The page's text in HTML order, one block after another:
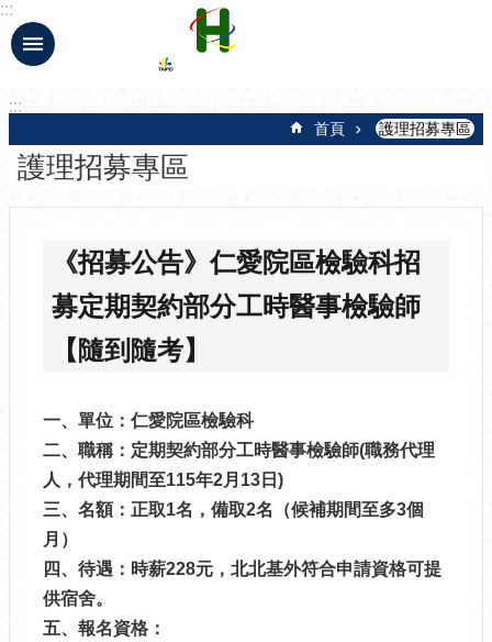
跳到主要內容區塊
:::
:::
首頁 護理招募專區
護理招募專區
《招募公告》仁愛院區檢驗科招
募定期契約部分工時醫事檢驗師
【隨到隨考】
一、單位：仁愛院區檢驗科
二、職稱：定期契約部分工時醫事檢驗師(職務代理
人，代理期間至115年2月13日)
三、名額：正取1名，備取2名（候補期間至多3個
月）
四、待遇：時薪228元 ，北北基外符合申請資格可提
供宿舍。
五、報名資格：